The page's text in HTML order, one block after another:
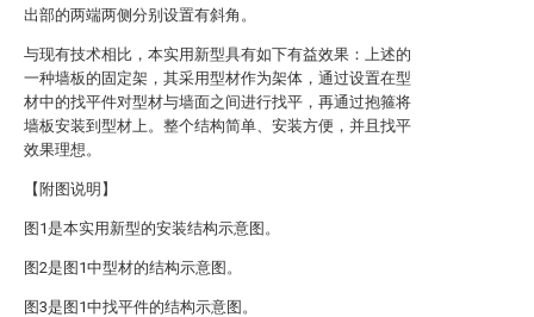
出部的两端两侧分别设置有斜角。
与现有技术相比，本实用新型具有如下有益效果：上述的
一种墙板的固定架，其采用型材作为架体，通过设置在型
材中的找平件对型材与墙面之间进行找平，再通过抱箍将
墙板安装到型材上。整个结构简单、安装方便，并且找平
效果理想。
【附图说明】
图1是本实用新型的安装结构示意图。
图2是图1中型材的结构示意图。
图3是图1中找平件的结构示意图。